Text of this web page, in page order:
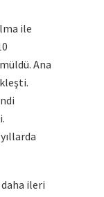
ile
Ana
ileri